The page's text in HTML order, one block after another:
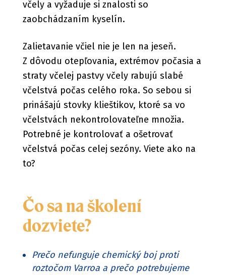
včely a vyžaduje si znalosti so
zaobchádzaním kyselín.
Zalietavanie včiel nie je len na jeseň.
Z dôvodu otepľovania, extrémov počasia a
straty včelej pastvy včely rabujú slabé
včelstvá počas celého roka. So sebou si
prinášajú stovky klieštikov, ktoré sa vo
včelstvách nekontrolovateľne množia.
Potrebné je kontrolovať a ošetrovať
včelstvá počas celej sezóny. Viete ako na
to?
Čo sa na školení
dozviete?
Prečo nefunguje chemický boj proti
roztočom Varroa a prečo potrebujeme